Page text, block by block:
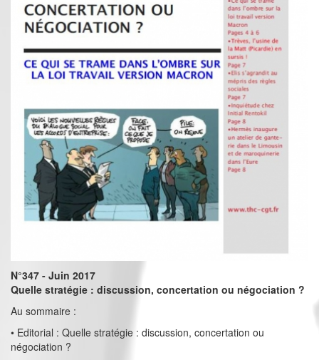
N°347 - Juin 2017
Quelle stratégie : discussion, concertation ou négociation ?
Au sommaire :
• Editorial : Quelle stratégie : discussion, concertation ou
négociation ?